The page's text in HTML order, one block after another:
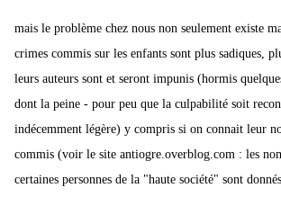
mais le problème chez nous non seulement existe
crimes commis sur les enfants sont plus sadiques,
leurs auteurs sont et seront impunis (hormis
dont la peine - pour peu que la culpabilité soit
indécemment légère) y compris si on connait leur
commis (voir le site antiogre.overblog.com : les
certaines personnes de la "haute société" sont